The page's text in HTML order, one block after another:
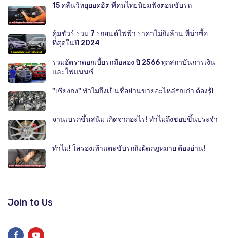
15 คลื่นวิทยุยอดฮิต ที่คนไทยนิยมฟังตอนขับรถ
คุ้มชัวร์ รวม 7 รถยนต์ไฟฟ้า ราคาไม่ถึงล้าน ที่น่าซื้อ
ที่สุดในปี 2024
รวมอัตราดอกเบี้ยรถมือสอง ปี 2566 ทุกสถาบันการเงิน
และไฟแนนซ์
"เซียงกง" ทำไมถึงเป็นชื่อย่านขายอะไหล่รถเก่า ต้องรู้!
จานเบรกขึ้นสนิม เกิดจากอะไร! ทำไมถึงชอบขึ้นประจำ
ทำไม! ใส่รองเท้าแตะขับรถถึงผิดกฎหมาย ต้องอ่าน!
Join to Us